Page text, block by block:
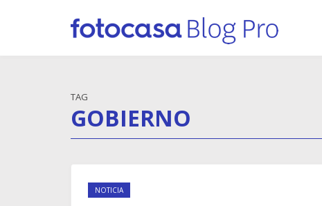
TAG
GOBIERNO
NOTICIA